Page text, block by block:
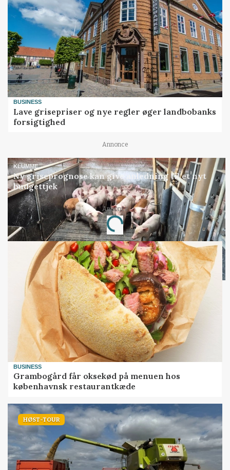
BUSINESS
Lave grisepriser og nye regler øger landbobanks
forsigtighed
Annonce
KLUMME
Ny griseprognose kan give anledning til et nyt
budgettjek
Annonce
Loading...
BUSINESS
Grambogård får oksekød på menuen hos
københavnsk restaurantkæde
HØST-TOUR